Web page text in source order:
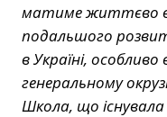
матиме життєво
подальшого
в Україні,
генеральному
Школа, що